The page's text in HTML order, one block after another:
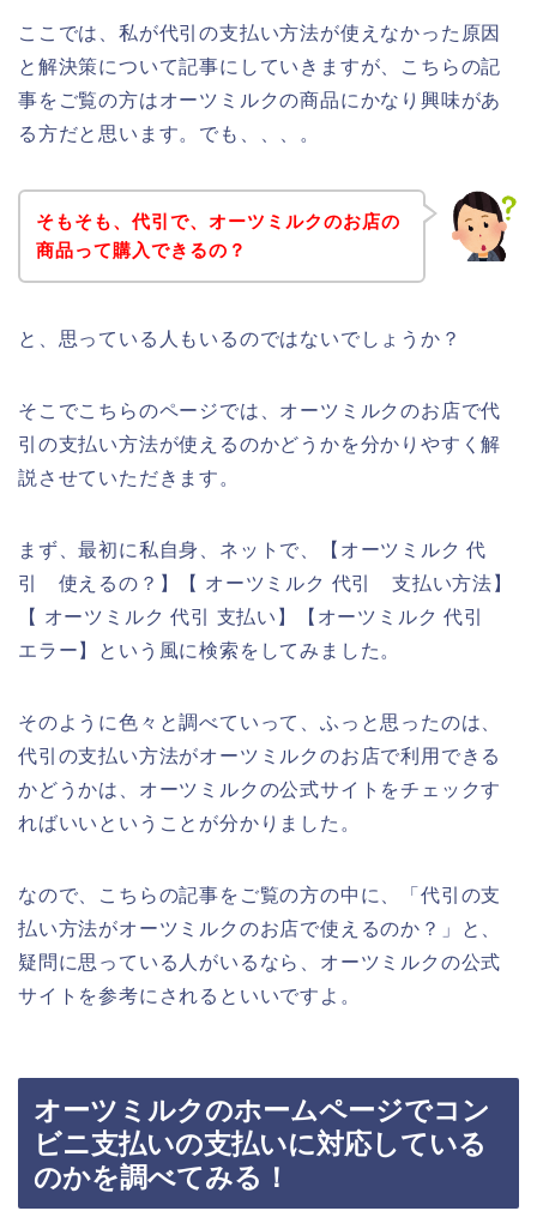
ここでは、私が代引の支払い方法が使えなかった原因
と解決策について記事にしていきますが、こちらの記
事をご覧の方はオーツミルクの商品にかなり興味があ
る方だと思います。でも、、、。
そもそも、代引で、オーツミルクのお店の
商品って購入できるの？
と、思っている人もいるのではないでしょうか？
そこでこちらのページでは、オーツミルクのお店で代
引の支払い方法が使えるのかどうかを分かりやすく解
説させていただきます。
まず、最初に私自身、ネットで、【オーツミルク 代
引 使えるの？】【 オーツミルク 代引 支払い方法】
【 オーツミルク 代引 支払い】【オーツミルク 代引
エラー】という風に検索をしてみました。
そのように色々と調べていって、ふっと思ったのは、
代引の支払い方法がオーツミルクのお店で利用できる
かどうかは、オーツミルクの公式サイトをチェックす
ればいいということが分かりました。
なので、こちらの記事をご覧の方の中に、「代引の支
払い方法がオーツミルクのお店で使えるのか？」と、
疑問に思っている人がいるなら、オーツミルクの公式
サイトを参考にされるといいですよ。
オーツミルクのホームページでコン
ビニ支払いの支払いに対応している
のかを調べてみる！